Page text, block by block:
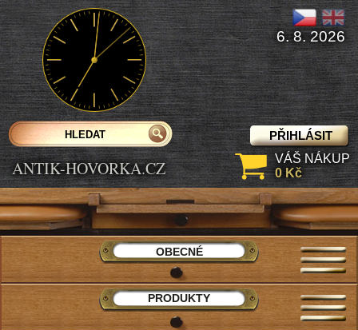
ANTIK-HOVORKA.CZ
PŘIHLÁSIT
6. 8. 2026
VÁŠ NÁKUP
0 Kč
OBECNÉ
PRODUKTY